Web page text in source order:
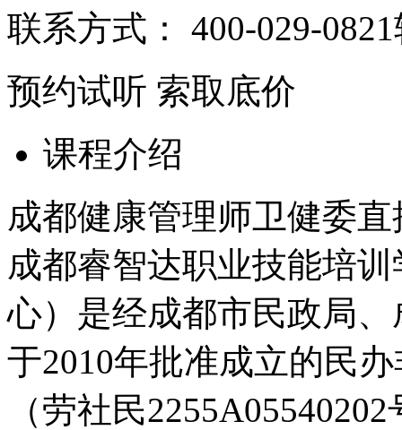
联系方式：
400-029-
预约试听 索取底价
课程介绍
成都健康管理师卫健委
成都睿智达职业技能培
心）是经成都市民政局
于2010年批准成立的民
（劳社民